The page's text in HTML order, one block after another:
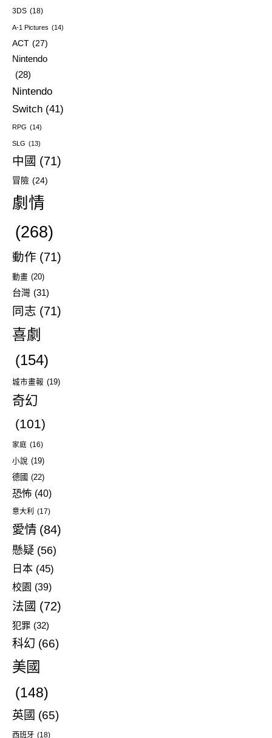
3DS (18)
A-1 Pictures (14)
ACT (27)
Nintendo
(28)
Nintendo
Switch (41)
RPG (14)
SLG (13)
中國 (71)
冒險 (24)
劇情
(268)
動作 (71)
動畫 (20)
台灣 (31)
同志 (71)
喜劇
(154)
城市畫報 (19)
奇幻
(101)
家庭 (16)
小說 (19)
德國 (22)
恐怖 (40)
意大利 (17)
愛情 (84)
懸疑 (56)
日本 (45)
校園 (39)
法國 (72)
犯罪 (32)
科幻 (66)
美國
(148)
英國 (65)
西班牙 (18)